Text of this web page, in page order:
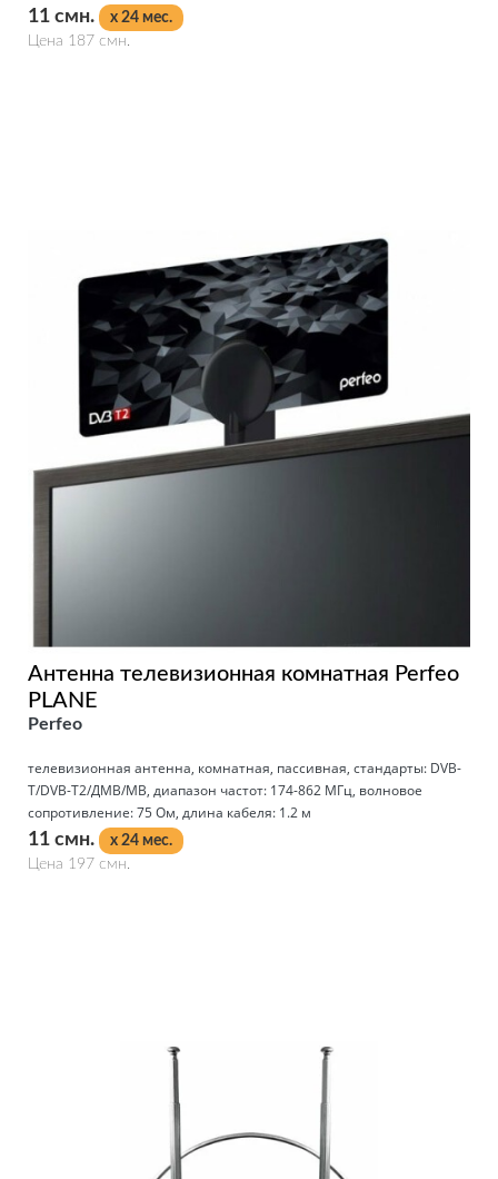
11 смн.
x 24 мес.
Цена 187 смн.
Антенна телевизионная комнатная Perfeo
PLANE
Perfeo
телевизионная антенна, комнатная, пассивная, стандарты: DVB-
T/DVB-T2/ДМВ/МВ, диапазон частот: 174-862 МГц, волновое
сопротивление: 75 Ом, длина кабеля: 1.2 м
11 смн.
x 24 мес.
Цена 197 смн.